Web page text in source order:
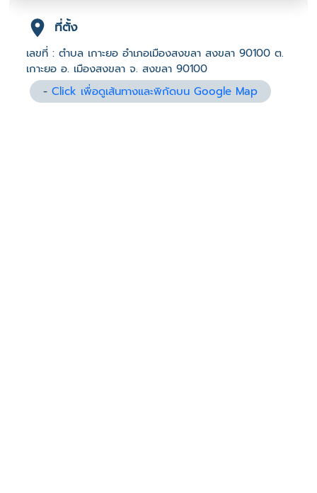
ที่ตั้ง
เลขที่ : ตำบล เกาะยอ อำเภอเมืองสงขลา สงขลา 90100 ต.
เกาะยอ อ. เมืองสงขลา จ. สงขลา 90100
-Click เพื่อดูเส้นทางและพิกัดบน Google Map